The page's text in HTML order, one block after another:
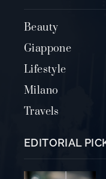
Beauty
Giappone
Lifestyle
Milano
Travels
EDITORIAL